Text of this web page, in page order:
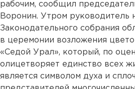
рабочим, сообщил
Воронин. Утром руководитель
Законодательного собрания
в церемонии возложения
«Седой Урал», который, по
олицетворяет единство всех
является символом духа и